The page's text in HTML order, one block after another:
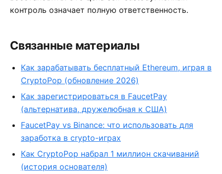
контроль означает полную ответственность.
Связанные материалы
Как зарабатывать бесплатный Ethereum, играя в
CryptoPop (обновление 2026)
Как зарегистрироваться в FaucetPay
(альтернатива, дружелюбная к США)
FaucetPay vs Binance: что использовать для
заработка в crypto-играх
Как CryptoPop набрал 1 миллион скачиваний
(история основателя)